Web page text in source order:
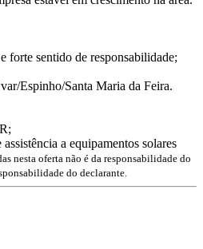
forte sentido de responsabilidade;
Espinho/Santa Maria da Feira.
a equipamentos solares
nesta oferta não é da responsabilidade do
do declarante.